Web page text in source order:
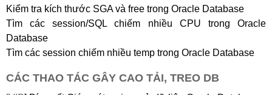
Kiểm tra kích thước SGA và free trong Oracle Database
Tìm các session/SQL chiếm nhiều CPU trong Oracle
Database
Tìm các session chiếm nhiều temp trong Oracle Database
CÁC THAO TÁC GÂY CAO TẢI, TREO DB